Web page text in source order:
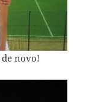
de novo!